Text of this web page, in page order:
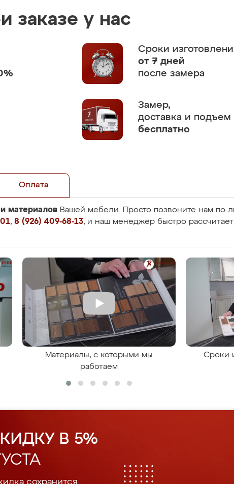
заказе у нас
Сроки
от 7 дней
после замера
Замер,
доставка и подъем
бесплатно
Оплата
материалов Вашей мебели. Просто позвоните нам по
, 8 (926) 409-68-13, и наш менеджер быстро рассчитает
Материалы, с которыми мы
работаем
Сроки
В 5%
сохранится.